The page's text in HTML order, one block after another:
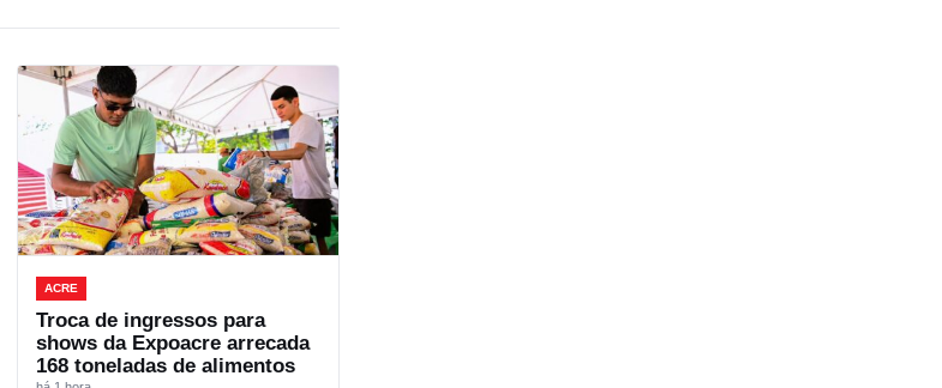
ACRE
Troca de ingressos para
shows da Expoacre arrecada
168 toneladas de alimentos